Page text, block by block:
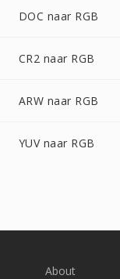
DOC naar RGB
CR2 naar RGB
ARW naar RGB
YUV naar RGB
About